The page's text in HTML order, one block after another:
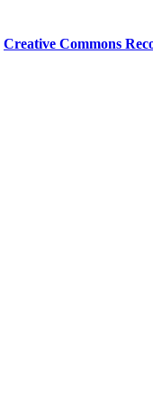
Creative Commons